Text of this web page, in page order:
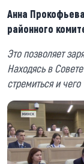
Анна
районного
Это позволяет
Находясь в
стремиться и